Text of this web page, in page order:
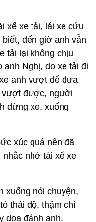
xế xe tải, lái xe cứu
đến giờ anh vẫn
tải lại không chịu
Nghị, do xe tải đi
anh vượt để đưa
vượt được, người
dừng xe, xuống
xúc quá nên đã
nhắc nhở tài xế xe
xuống nói chuyện,
thái độ, thậm chí
dọa đánh anh.